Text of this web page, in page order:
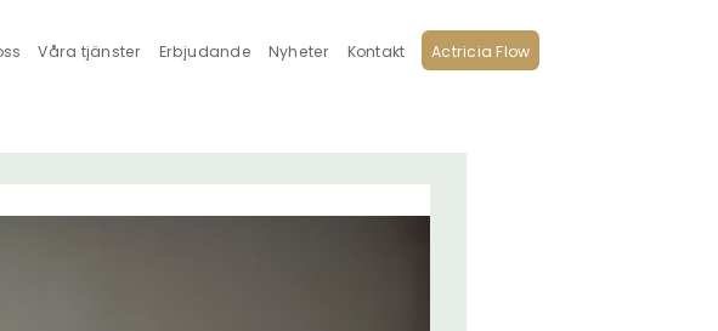
Våra tjänster Erbjudande Nyheter Kontakt Actricia Flow